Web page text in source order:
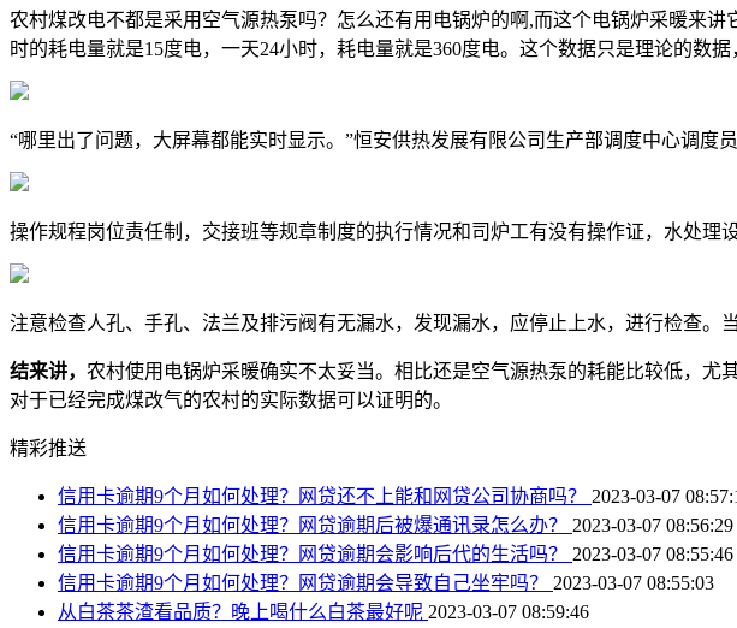
农村煤改电不都是采用空气源热泵吗？怎么还有用电锅炉的啊,而这个电锅炉采暖来
时的耗电量就是15度电，一天24小时，耗电量就是360度电。这个数据只是理论的数
“哪里出了问题，大屏幕都能实时显示。”恒安供热发展有限公司生产部调度中心调度员
操作规程岗位责任制，交接班等规章制度的执行情况和司炉工有没有操作证，水处理
注意检查人孔、手孔、法兰及排污阀有无漏水，发现漏水，应停止上水，进行检查。
结来讲， 农村使用电锅炉采暖确实不太妥当。相比还是空气源热泵的耗能比较低，
对于已经完成煤改气的农村的实际数据可以证明的。
精彩推送
信用卡逾期9个月如何处理？网贷还不上能和网贷公司协商吗？ 2023-03-07
信用卡逾期9个月如何处理？网贷逾期后被爆通讯录怎么办？ 2023-03-07 08:56:29
信用卡逾期9个月如何处理？网贷逾期会影响后代的生活吗？ 2023-03-07 08:55:46
信用卡逾期9个月如何处理？网贷逾期会导致自己坐牢吗？ 2023-03-07 08:55:03
从白茶茶渣看品质？晚上喝什么白茶最好呢 2023-03-07 08:59:46